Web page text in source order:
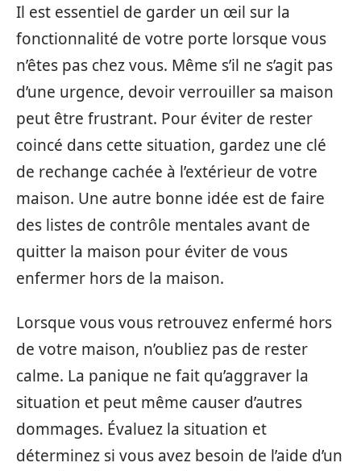
Il est essentiel de garder un œil sur la
fonctionnalité de votre porte lorsque vous
n’êtes pas chez vous. Même s’il ne s’agit pas
d’une urgence, devoir verrouiller sa maison
peut être frustrant. Pour éviter de rester
coincé dans cette situation, gardez une clé
de rechange cachée à l’extérieur de votre
maison. Une autre bonne idée est de faire
des listes de contrôle mentales avant de
quitter la maison pour éviter de vous
enfermer hors de la maison.
Lorsque vous vous retrouvez enfermé hors
de votre maison, n’oubliez pas de rester
calme. La panique ne fait qu’aggraver la
situation et peut même causer d’autres
dommages. Évaluez la situation et
déterminez si vous avez besoin de l’aide d’un